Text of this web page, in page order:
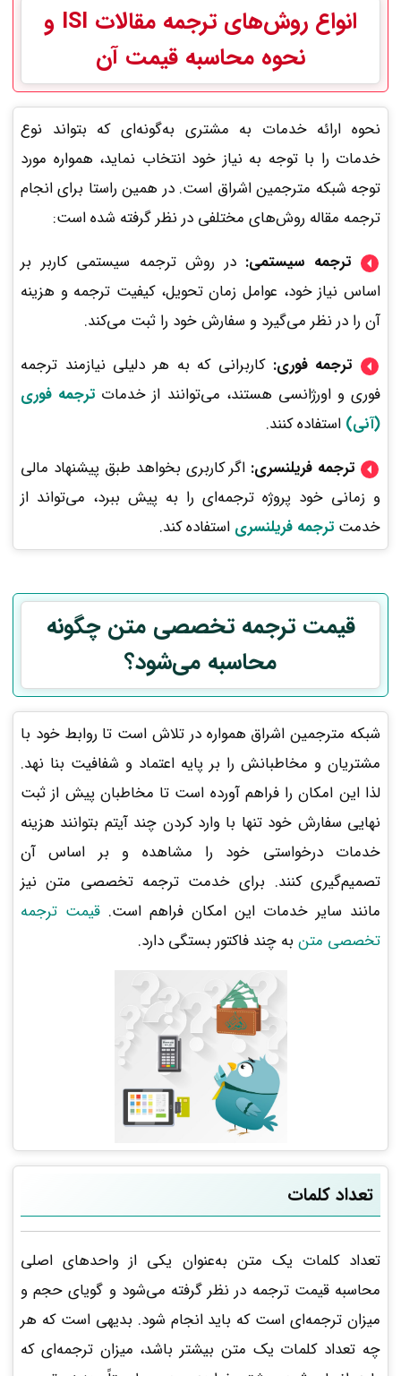
انواع روش‌های ترجمه مقالات ISI و
نحوه محاسبه قیمت آن
نحوه ارائه خدمات به مشتری به‌گونه‌ای که بتواند نوع
خدمات را با توجه به نیاز خود انتخاب نماید، همواره مورد
توجه شبکه مترجمین اشراق است. در همین راستا برای انجام
ترجمه مقاله روش‌های مختلفی در نظر گرفته‌ شده است:
ترجمه سیستمی: در روش ترجمه سیستمی کاربر بر
اساس نیاز خود، عوامل زمان تحویل، کیفیت ترجمه و هزینه
آن را در نظر می‌گیرد و سفارش خود را ثبت می‌کند.
ترجمه فوری: کاربرانی که به هر دلیلی نیازمند ترجمه
فوری و اورژانسی هستند، می‌توانند از خدمات ترجمه فوری
(آنی) استفاده کنند.
ترجمه فریلنسری: اگر کاربری بخواهد طبق پیشنهاد مالی
و زمانی خود پروژه ترجمه‌ای را به‌ پیش ببرد، می‌تواند از
خدمت ترجمه فریلنسری استفاده کند.
قیمت ترجمه تخصصی متن چگونه
محاسبه می‌شود؟
شبکه مترجمین اشراق همواره در تلاش است تا روابط خود با
مشتریان و مخاطبانش را بر پایه اعتماد و شفافیت بنا نهد.
لذا این امکان را فراهم آورده است تا مخاطبان پیش از ثبت
نهایی سفارش خود تنها با وارد کردن چند آیتم بتوانند هزینه
خدمات درخواستی خود را مشاهده و بر اساس آن
تصمیم‌گیری کنند. برای خدمت ترجمه تخصصی متن نیز
مانند سایر خدمات این امکان فراهم است. قیمت ترجمه
تخصصی متن به چند فاکتور بستگی دارد.
تعداد کلمات
تعداد کلمات یک متن به‌عنوان یکی از واحدهای اصلی
محاسبه قیمت ترجمه در نظر گرفته می‌شود و گویای حجم و
میزان ترجمه‌ای است که باید انجام شود. بدیهی است که هر
چه تعداد کلمات یک متن بیشتر باشد، میزان ترجمه‌ای که